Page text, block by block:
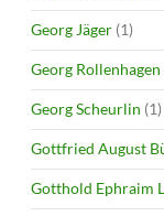
Georg Jäger (1)
Georg Rollenhagen
Georg Scheurlin (1)
Gottfried August
Gotthold Ephraim